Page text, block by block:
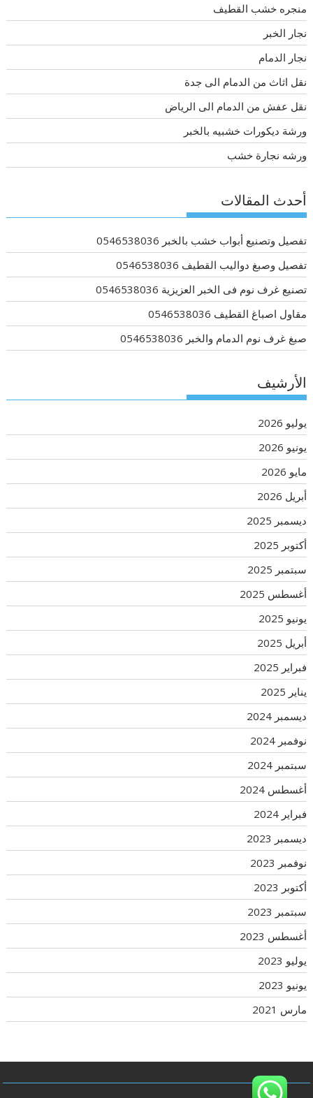
منجره خشب القطيف
نجار الخبر
نجار الدمام
نقل اثاث من الدمام الى جدة
نقل عفش من الدمام الى الرياض
ورشة ديكورات خشبيه بالخبر
ورشه نجارة خشب
أحدث المقالات
تفصيل وتصنيع أبواب خشب بالخبر 0546538036
تفصيل وصبغ دواليب القطيف 0546538036
تصنيع غرف نوم فى الخبر العزيزية 0546538036
مقاول اصباغ القطيف 0546538036
صبغ غرف نوم الدمام والخبر 0546538036
الأرشيف
يوليو 2026
يونيو 2026
مايو 2026
أبريل 2026
ديسمبر 2025
أكتوبر 2025
سبتمبر 2025
أغسطس 2025
يونيو 2025
أبريل 2025
فبراير 2025
يناير 2025
ديسمبر 2024
نوفمبر 2024
سبتمبر 2024
أغسطس 2024
فبراير 2024
ديسمبر 2023
نوفمبر 2023
أكتوبر 2023
سبتمبر 2023
أغسطس 2023
يوليو 2023
يونيو 2023
مارس 2021